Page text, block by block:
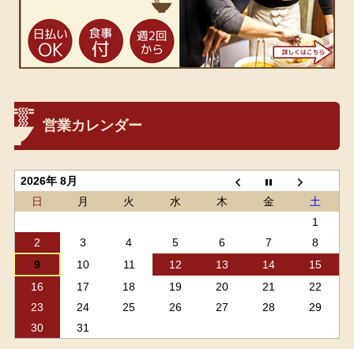
営業カレンダー
2026年 8月
日
月 火 水 木 金
土
1
2
3 4 5 6 7
8
9
10 11 12 13 14
15
16
17 18 19 20 21
22
23
24 25 26 27 28
29
30
31